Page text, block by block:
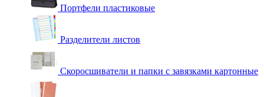
Портфели пластиковые
Разделители листов
Скоросшиватели и папки с завязками картонные